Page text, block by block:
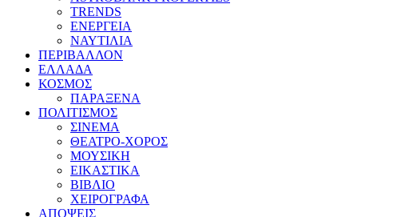
TRENDS
ΕΝΕΡΓΕΙΑ
ΝΑΥΤΙΛΙΑ
ΠΕΡΙΒΑΛΛΟΝ
ΕΛΛΑΔΑ
ΚΟΣΜΟΣ
ΠΑΡΑΞΕΝΑ
ΠΟΛΙΤΙΣΜΟΣ
ΣΙΝΕΜΑ
ΘΕΑΤΡΟ-ΧΟΡΟΣ
ΜΟΥΣΙΚΗ
ΕΙΚΑΣΤΙΚΑ
ΒΙΒΛΙΟ
ΧΕΙΡΟΓΡΑΦΑ
ΑΠΟΨΕΙΣ